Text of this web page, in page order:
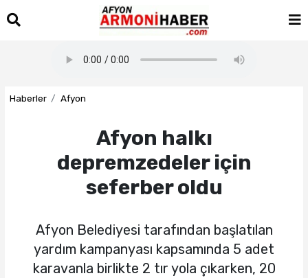
Haberler Afyon
Afyon halkı
depremzedeler için
seferber oldu
Afyon Belediyesi tarafından başlatılan
yardım kampanyası kapsamında 5 adet
karavanla birlikte 2 tır yola çıkarken, 20